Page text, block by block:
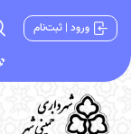
ورود | ثبت‌نام